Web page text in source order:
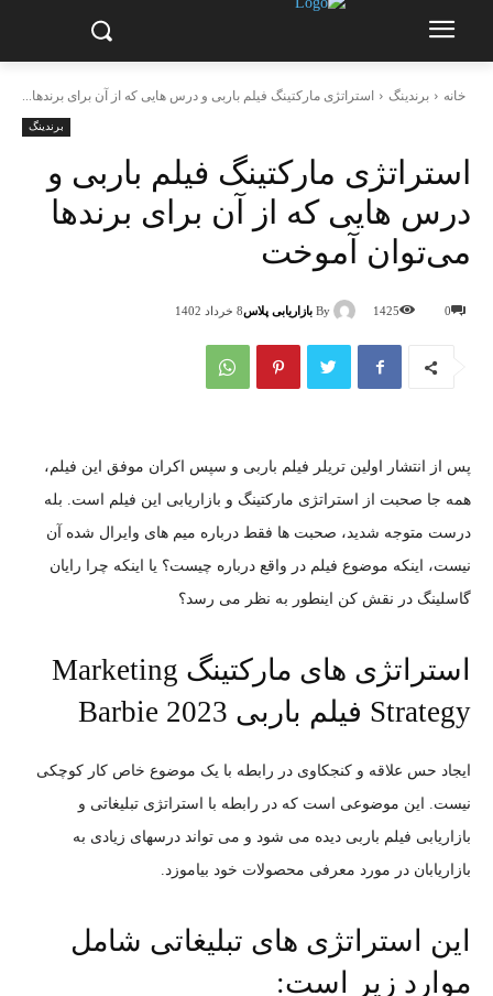
خانه برندینگ استراتژی مارکتینگ فیلم باربی و درس هایی که از آن برای برندها...
برندینگ
استراتژی مارکتینگ فیلم باربی و
درس هایی که از آن برای برندها
می‌توان آموخت
By بازاریابی پلاس8 خرداد 1402 0
1425
پس از انتشار اولین تریلر فیلم باربی و سپس اکران موفق این فیلم،
همه جا صحبت از استراتژی مارکتینگ و بازاریابی این فیلم است. بله
درست متوجه شدید، صحبت ها فقط درباره میم های وایرال شده آن
نیست، اینکه موضوع فیلم در واقع درباره چیست؟ یا اینکه چرا رایان
گاسلینگ در نقش کن اینطور به نظر می رسد؟
استراتژی های مارکتینگ Marketing
Strategy فیلم باربی Barbie 2023
ایجاد حس علاقه و کنجکاوی در رابطه با یک موضوع خاص کار کوچکی
نیست. این موضوعی است که در رابطه با استراتژی تبلیغاتی و
بازاریابی فیلم باربی دیده می شود و می تواند درسهای زیادی به
بازاریابان در مورد معرفی محصولات خود بیاموزد.
این استراتژی های تبلیغاتی شامل
موارد زیر است: